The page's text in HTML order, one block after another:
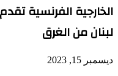
الخارجية الفرنسية
لبنان من الغرق
ديسمبر 15, 2023